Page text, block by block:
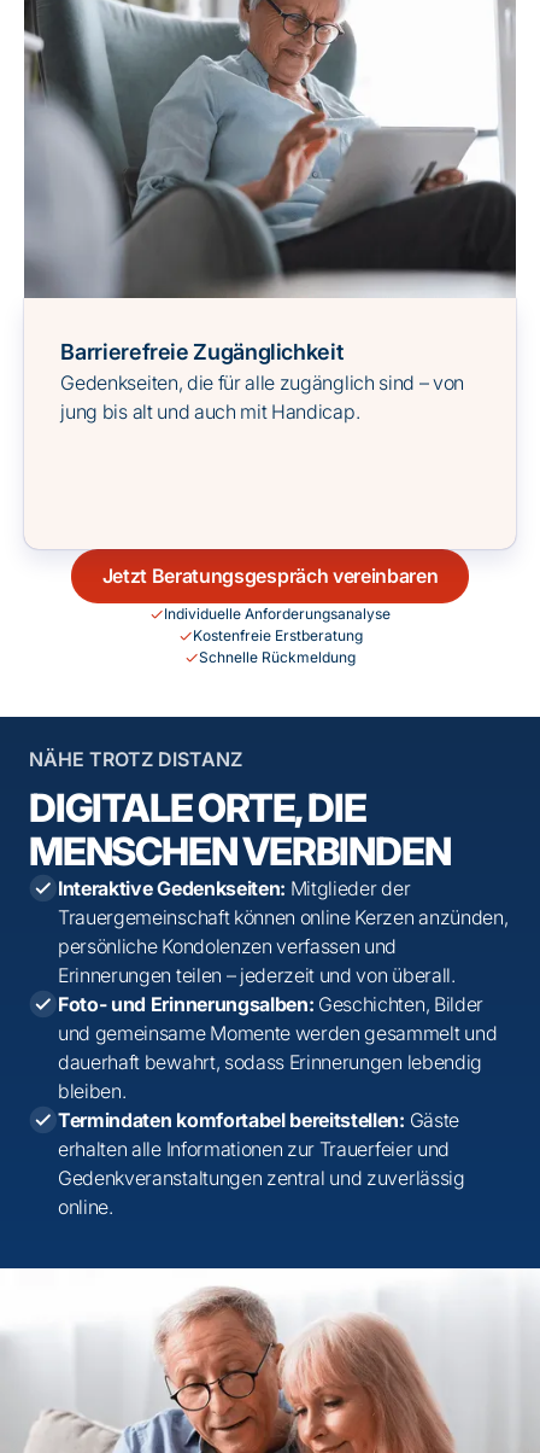
Barrierefreie Zugänglichkeit
Gedenkseiten, die für alle zugänglich sind – von
jung bis alt und auch mit Handicap.
Jetzt Beratungsgespräch vereinbaren
Individuelle Anforderungsanalyse
Kostenfreie Erstberatung
Schnelle Rückmeldung
NÄHE TROTZ DISTANZ
DIGITALE ORTE, DIE
MENSCHEN VERBINDEN
Interaktive Gedenkseiten: Mitglieder der
Trauergemeinschaft können online Kerzen anzünden,
persönliche Kondolenzen verfassen und
Erinnerungen teilen – jederzeit und von überall.
Foto- und Erinnerungsalben: Geschichten, Bilder
und gemeinsame Momente werden gesammelt und
dauerhaft bewahrt, sodass Erinnerungen lebendig
bleiben.
Termindaten komfortabel bereitstellen: Gäste
erhalten alle Informationen zur Trauerfeier und
Gedenkveranstaltungen zentral und zuverlässig
online.